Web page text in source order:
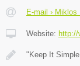
E-mail ›
Website: http://
"Keep It